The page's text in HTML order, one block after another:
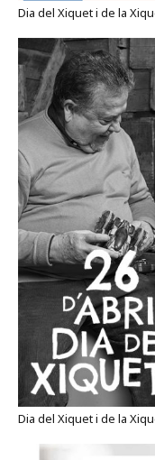
Dia del Xiquet i de la
Dia del Xiquet i de la